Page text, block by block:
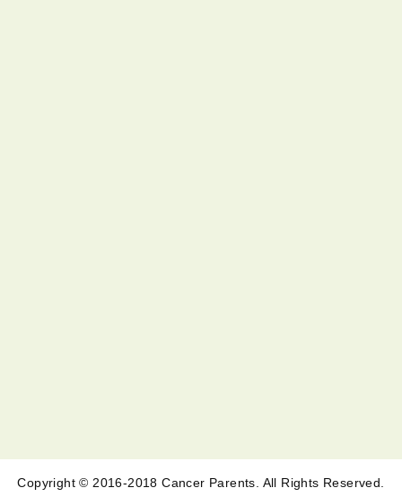
Copyright © 2016-2018 Cancer Parents. All Rights Reserved.